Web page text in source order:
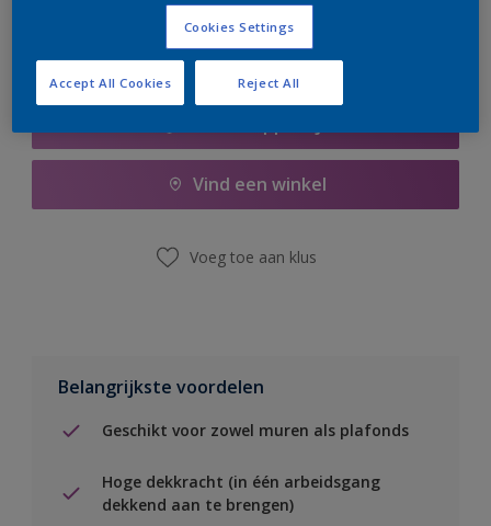
Vind een winkel
Voeg toe aan klus
Belangrijkste voordelen
Geschikt voor zowel muren als plafonds
Hoge dekkracht (in één arbeidsgang
dekkend aan te brengen)
Cookies Settings
Reject All
Accept All Cookies